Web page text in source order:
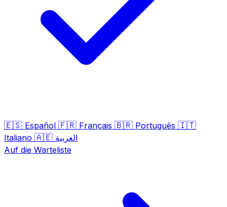
🇪🇸 Español 🇫🇷 Français 🇧🇷 Português 🇮🇹
Italiano 🇦🇪 العربية
Auf die Warteliste